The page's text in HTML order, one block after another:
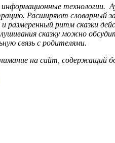
технологии.
Расширяют словарный
размеренный ритм сказки
сказку можно
связь с родителями.
на сайт, содержащий